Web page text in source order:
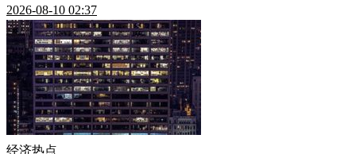
2026-08-10 02:37
经济热点